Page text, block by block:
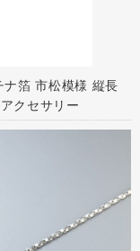
ナ箔 市松模様 縦長
クセサリー